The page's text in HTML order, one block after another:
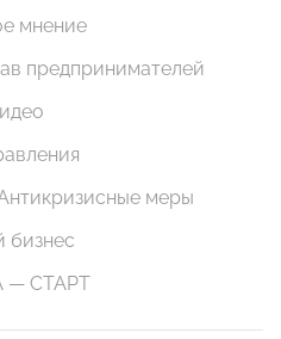
мнение
предпринимателей
меры
бизнес
— СТАРТ